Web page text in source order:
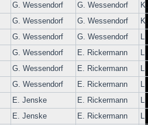
G. Wessendorf G. Wessendorf
G. Wessendorf G. Wessendorf
G. Wessendorf G. Wessendorf
G. Wessendorf E. Rickermann
G. Wessendorf E. Rickermann
G. Wessendorf E. Rickermann
E. Jenske E. Rickermann
E. Jenske E. Rickermann